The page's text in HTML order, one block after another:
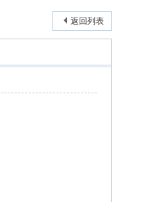
返回列表